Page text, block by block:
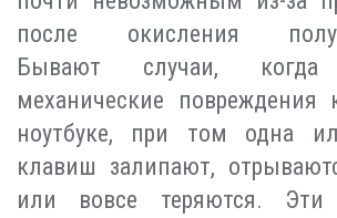
после окисления
Бывают случаи, когда
механические повреждения
ноутбуке, при том одна
клавиш залипают,
или вовсе теряются. Эти